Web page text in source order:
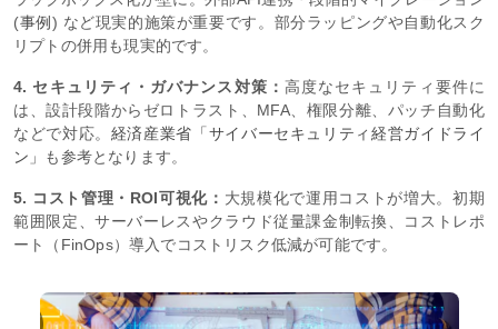
(事例 ) など現実的施策が重要です。部分ラッピングや自動化スク
リプトの併用も現実的です。
4. セキュリティ・ガバナンス対策： 高度なセキュリティ要件に
は、設計段階からゼロトラスト、MFA、権限分離、パッチ自動化
などで対応。 経済産業省「サイバーセキュリティ経営ガイドライ
ン」 も参考となります。
5. コスト管理・ROI可視化： 大規模化で運用コストが増大。初期
範囲限定、サーバーレスやクラウド従量課金制転換、コストレポ
ート（FinOps）導入でコストリスク低減が可能です。